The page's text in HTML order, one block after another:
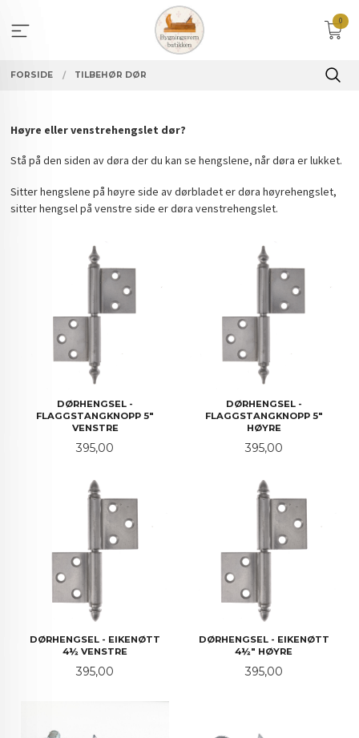
innholdet
0
FORSIDE TILBEHØR DØR
Høyre eller venstrehengslet dør?
Stå på den siden av døra der du kan se hengslene, når døra er lukket.
Sitter hengslene på høyre side av dørbladet er døra høyrehengslet,
sitter hengsel på venstre side er døra venstrehengslet.
DØRHENGSEL -
FLAGGSTANGKNOPP 5"
VENSTRE
Pris
395,00
DØRHENGSEL -
FLAGGSTANGKNOPP 5"
HØYRE
Pris
395,00
DØRHENGSEL - EIKENØTT
4½ VENSTRE
Pris
395,00
DØRHENGSEL - EIKENØTT
4½" HØYRE
Pris
395,00